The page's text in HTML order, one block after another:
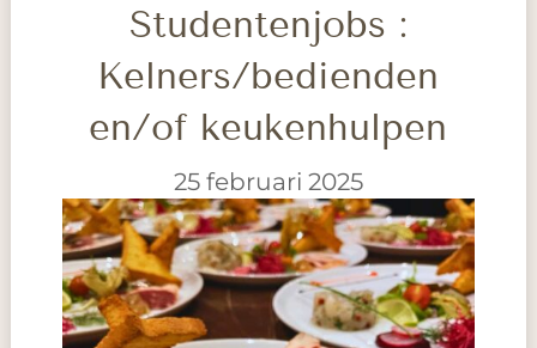
Studentenjobs :
Kelners/bedienden
en/of keukenhulpen
25 februari 2025